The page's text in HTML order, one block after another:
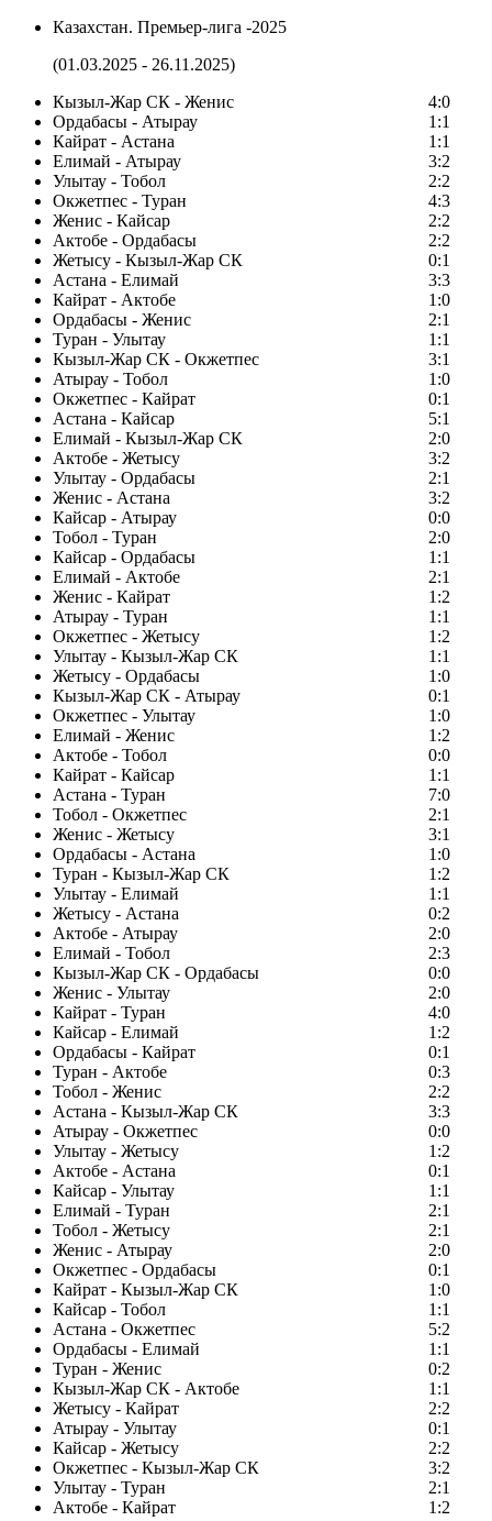
Казахстан. Премьер-лига -2025
(01.03.2025 - 26.11.2025)
Кызыл-Жар СК - Женис
4:0
Ордабасы - Атырау
1:1
Кайрат - Астана
1:1
Елимай - Атырау
3:2
Улытау - Тобол
2:2
Окжетпес - Туран
4:3
Женис - Кайсар
2:2
Актобе - Ордабасы
2:2
Жетысу - Кызыл-Жар СК
0:1
Астана - Елимай
3:3
Кайрат - Актобе
1:0
Ордабасы - Женис
2:1
Туран - Улытау
1:1
Кызыл-Жар СК - Окжетпес
3:1
Атырау - Тобол
1:0
Окжетпес - Кайрат
0:1
Астана - Кайсар
5:1
Елимай - Кызыл-Жар СК
2:0
Актобе - Жетысу
3:2
Улытау - Ордабасы
2:1
Женис - Астана
3:2
Кайсар - Атырау
0:0
Тобол - Туран
2:0
Кайсар - Ордабасы
1:1
Елимай - Актобе
2:1
Женис - Кайрат
1:2
Атырау - Туран
1:1
Окжетпес - Жетысу
1:2
Улытау - Кызыл-Жар СК
1:1
Жетысу - Ордабасы
1:0
Кызыл-Жар СК - Атырау
0:1
Окжетпес - Улытау
1:0
Елимай - Женис
1:2
Актобе - Тобол
0:0
Кайрат - Кайсар
1:1
Астана - Туран
7:0
Тобол - Окжетпес
2:1
Женис - Жетысу
3:1
Ордабасы - Астана
1:0
Туран - Кызыл-Жар СК
1:2
Улытау - Елимай
1:1
Жетысу - Астана
0:2
Актобе - Атырау
2:0
Елимай - Тобол
2:3
Кызыл-Жар СК - Ордабасы
0:0
Женис - Улытау
2:0
Кайрат - Туран
4:0
Кайсар - Елимай
1:2
Ордабасы - Кайрат
0:1
Туран - Актобе
0:3
Тобол - Женис
2:2
Астана - Кызыл-Жар СК
3:3
Атырау - Окжетпес
0:0
Улытау - Жетысу
1:2
Актобе - Астана
0:1
Кайсар - Улытау
1:1
Елимай - Туран
2:1
Тобол - Жетысу
2:1
Женис - Атырау
2:0
Окжетпес - Ордабасы
0:1
Кайрат - Кызыл-Жар СК
1:0
Кайсар - Тобол
1:1
Астана - Окжетпес
5:2
Ордабасы - Елимай
1:1
Туран - Женис
0:2
Кызыл-Жар СК - Актобе
1:1
Жетысу - Кайрат
2:2
Атырау - Улытау
0:1
Кайсар - Жетысу
2:2
Окжетпес - Кызыл-Жар СК
3:2
Улытау - Туран
2:1
Актобе - Кайрат
1:2